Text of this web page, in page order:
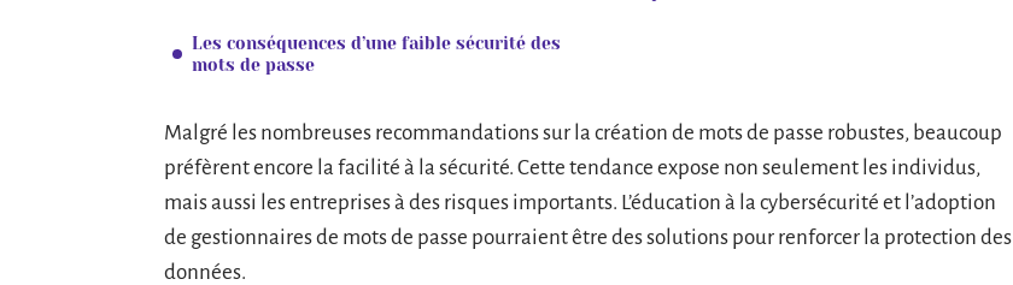
Les conséquences d’une faible sécurité des
mots de passe
Malgré les nombreuses recommandations sur la création de mots de passe robustes, beaucoup
préfèrent encore la facilité à la sécurité. Cette tendance expose non seulement les individus,
mais aussi les entreprises à des risques importants. L’éducation à la cybersécurité et l’adoption
de gestionnaires de mots de passe pourraient être des solutions pour renforcer la protection des
données.